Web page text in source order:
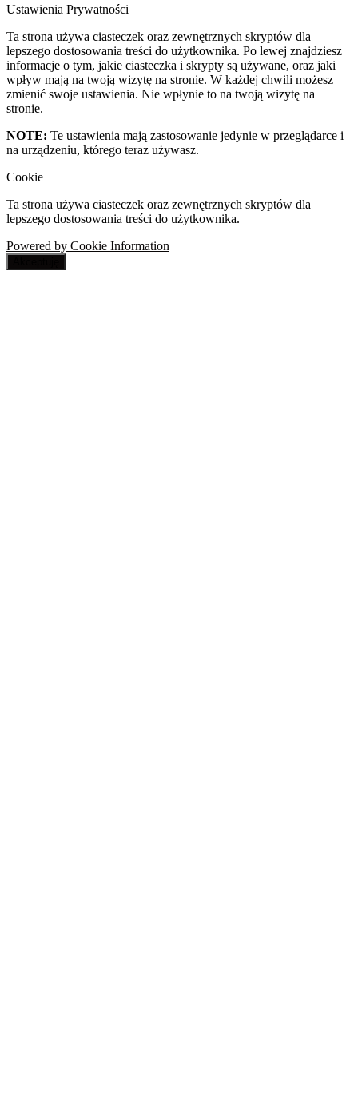
Ustawienia Prywatności
Ta strona używa ciasteczek oraz zewnętrznych skryptów dla
lepszego dostosowania treści do użytkownika. Po lewej znajdziesz
informacje o tym, jakie ciasteczka i skrypty są używane, oraz jaki
wpływ mają na twoją wizytę na stronie. W każdej chwili możesz
zmienić swoje ustawienia. Nie wpłynie to na twoją wizytę na
stronie.
NOTE: Te ustawienia mają zastosowanie jedynie w przeglądarce i
na urządzeniu, którego teraz używasz.
Cookie
Ta strona używa ciasteczek oraz zewnętrznych skryptów dla
lepszego dostosowania treści do użytkownika.
Powered by Cookie Information